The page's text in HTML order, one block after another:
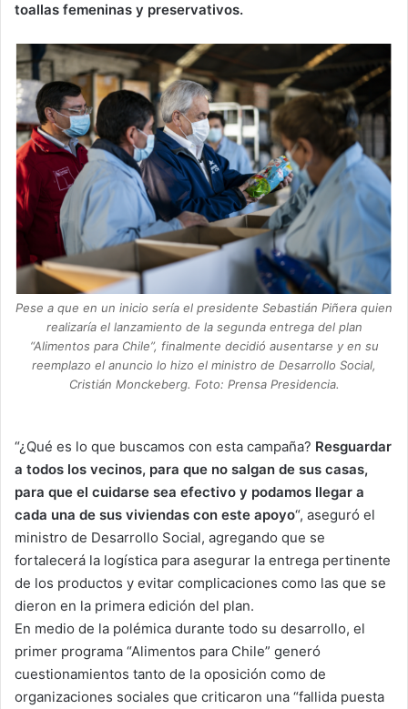
toallas femeninas y preservativos.
Pese a que en un inicio sería el presidente Sebastián Piñera quien
realizaría el lanzamiento de la segunda entrega del plan
“Alimentos para Chile”, finalmente decidió ausentarse y en su
reemplazo el anuncio lo hizo el ministro de Desarrollo Social,
Cristián Monckeberg. Foto: Prensa Presidencia.
“¿Qué es lo que buscamos con esta campaña? Resguardar
a todos los vecinos, para que no salgan de sus casas,
para que el cuidarse sea efectivo y podamos llegar a
cada una de sus viviendas con este apoyo“, aseguró el
ministro de Desarrollo Social, agregando que se
fortalecerá la logística para asegurar la entrega pertinente
de los productos y evitar complicaciones como las que se
dieron en la primera edición del plan.
En medio de la polémica durante todo su desarrollo, el
primer programa “Alimentos para Chile” generó
cuestionamientos tanto de la oposición como de
organizaciones sociales que criticaron una “fallida puesta